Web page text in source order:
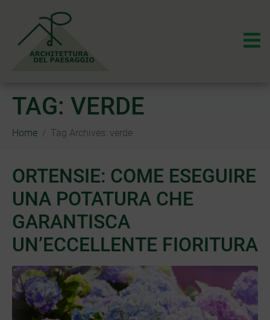
TAG: VERDE
Home Tag Archives: verde
ORTENSIE: COME ESEGUIRE
UNA POTATURA CHE
GARANTISCA
UN’ECCELLENTE FIORITURA